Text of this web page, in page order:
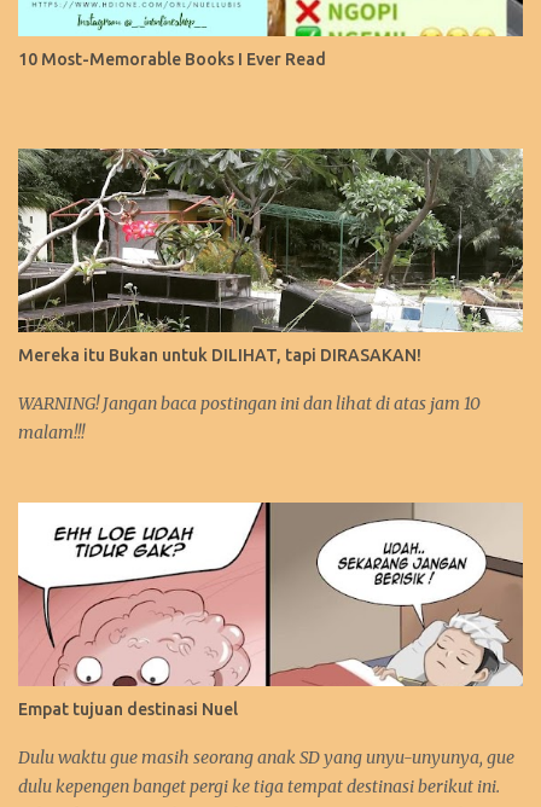
10 Most-Memorable Books I Ever Read
Mereka itu Bukan untuk DILIHAT, tapi DIRASAKAN!
WARNING! Jangan baca postingan ini dan lihat di atas jam 10
malam!!!
Empat tujuan destinasi Nuel
Dulu waktu gue masih seorang anak SD yang unyu-unyunya, gue
dulu kepengen banget pergi ke tiga tempat destinasi berikut ini.